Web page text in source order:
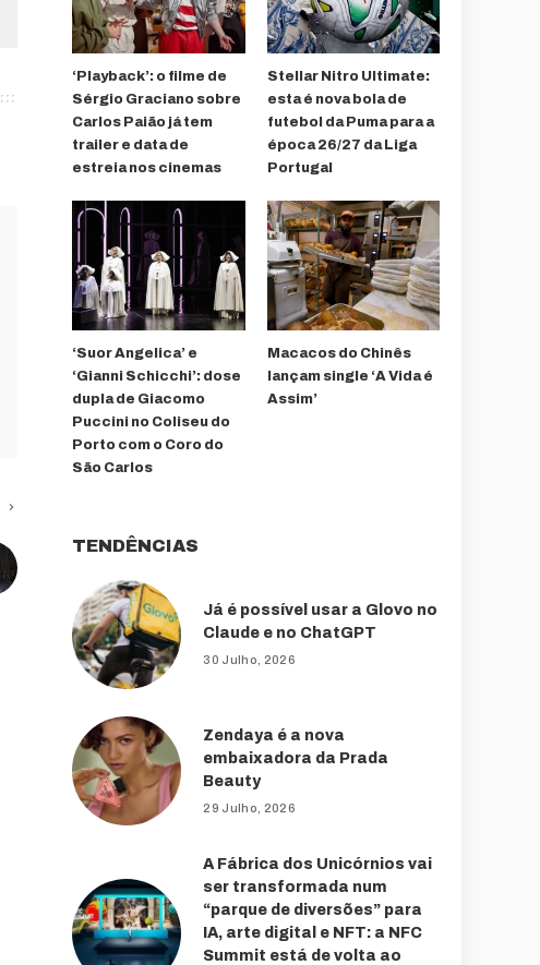
‘Playback’: o filme de
Sérgio Graciano sobre
Carlos Paião já tem
trailer e data de
estreia nos cinemas
Stellar Nitro Ultimate:
esta é nova bola de
futebol da Puma para a
época 26/27 da Liga
Portugal
‘Suor Angelica’ e
‘Gianni Schicchi’: dose
dupla de Giacomo
Puccini no Coliseu do
Porto com o Coro do
São Carlos
Macacos do Chinês
lançam single ‘A Vida é
Assim’
TENDÊNCIAS
Já é possível usar a Glovo no
Claude e no ChatGPT
30 Julho, 2026
Zendaya é a nova
embaixadora da Prada
Beauty
29 Julho, 2026
A Fábrica dos Unicórnios vai
ser transformada num
“parque de diversões” para
IA, arte digital e NFT: a NFC
Summit está de volta ao